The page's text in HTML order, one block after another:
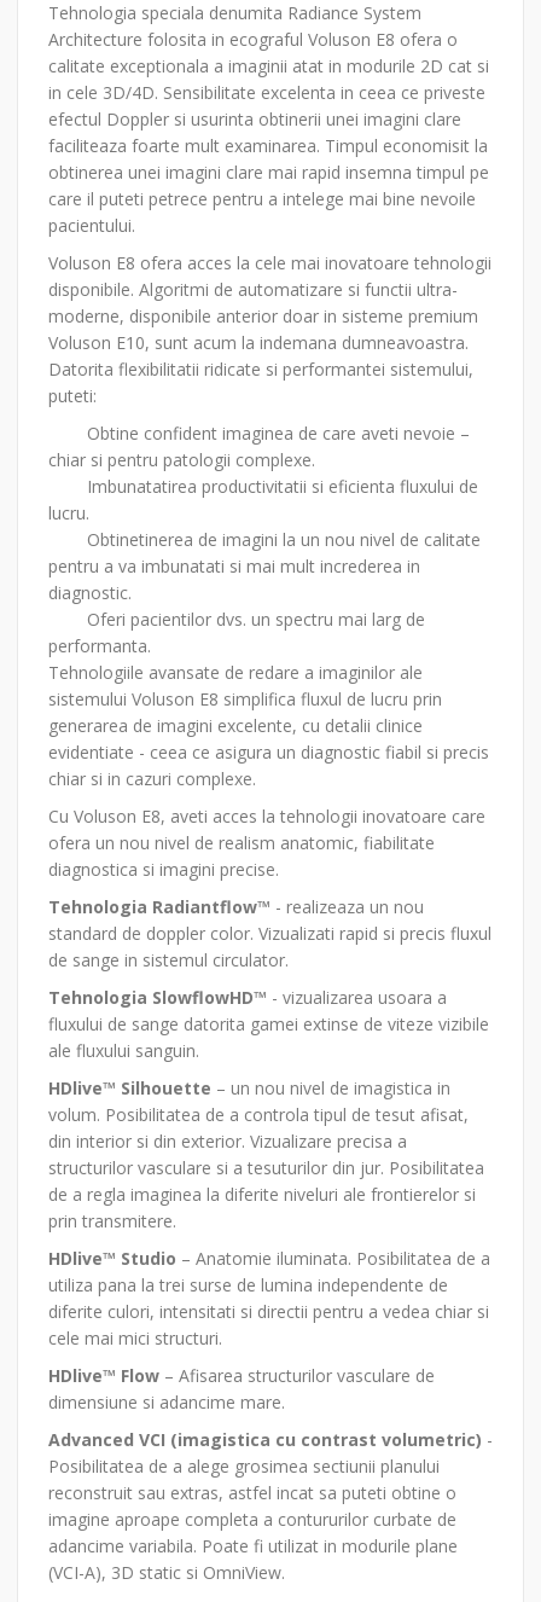
Tehnologia speciala denumita Radiance System
Architecture folosita in ecograful Voluson E8 ofera o
calitate exceptionala a imaginii atat in modurile 2D cat si
in cele 3D/4D. Sensibilitate excelenta in ceea ce priveste
efectul Doppler si usurinta obtinerii unei imagini clare
faciliteaza foarte mult examinarea. Timpul economisit la
obtinerea unei imagini clare mai rapid insemna timpul pe
care il puteti petrece pentru a intelege mai bine nevoile
pacientului.
Voluson E8 ofera acces la cele mai inovatoare tehnologii
disponibile. Algoritmi de automatizare si functii ultra-
moderne, disponibile anterior doar in sisteme premium
Voluson E10, sunt acum la indemana dumneavoastra.
Datorita flexibilitatii ridicate si performantei sistemului,
puteti:
Obtine confident imaginea de care aveti nevoie –
chiar si pentru patologii complexe.
Imbunatatirea productivitatii si eficienta fluxului de
lucru.
Obtinetinerea de imagini la un nou nivel de calitate
pentru a va imbunatati si mai mult increderea in
diagnostic.
Oferi pacientilor dvs. un spectru mai larg de
performanta.
Tehnologiile avansate de redare a imaginilor ale
sistemului Voluson E8 simplifica fluxul de lucru prin
generarea de imagini excelente, cu detalii clinice
evidentiate - ceea ce asigura un diagnostic fiabil si precis
chiar si in cazuri complexe.
Cu Voluson E8, aveti acces la tehnologii inovatoare care
ofera un nou nivel de realism anatomic, fiabilitate
diagnostica si imagini precise.
Tehnologia Radiantflow™ - realizeaza un nou
standard de doppler color. Vizualizati rapid si precis fluxul
de sange in sistemul circulator.
Tehnologia SlowflowHD™ - vizualizarea usoara a
fluxului de sange datorita gamei extinse de viteze vizibile
ale fluxului sanguin.
HDlive™ Silhouette – un nou nivel de imagistica in
volum. Posibilitatea de a controla tipul de tesut afisat,
din interior si din exterior. Vizualizare precisa a
structurilor vasculare si a tesuturilor din jur. Posibilitatea
de a regla imaginea la diferite niveluri ale frontierelor si
prin transmitere.
HDlive™ Studio – Anatomie iluminata. Posibilitatea de a
utiliza pana la trei surse de lumina independente de
diferite culori, intensitati si directii pentru a vedea chiar si
cele mai mici structuri.
HDlive™ Flow – Afisarea structurilor vasculare de
dimensiune si adancime mare.
Advanced VCI (imagistica cu contrast volumetric) -
Posibilitatea de a alege grosimea sectiunii planului
reconstruit sau extras, astfel incat sa puteti obtine o
imagine aproape completa a contururilor curbate de
adancime variabila. Poate fi utilizat in modurile plane
(VCI-A), 3D static si OmniView.